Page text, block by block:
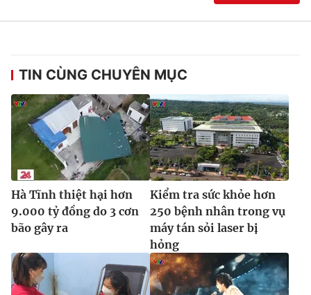
® Cấm sao chép dưới mọi hình thức nếu không có sự chấp
thuận bằng văn bản. Ghi rõ nguồn VTV.vn khi phát hành lại
thông tin từ website này.
TIN CÙNG CHUYÊN MỤC
Hà Tĩnh thiệt hại hơn
9.000 tỷ đồng do 3 cơn
bão gây ra
Kiểm tra sức khỏe hơn
250 bệnh nhân trong vụ
máy tán sỏi laser bị
hỏng